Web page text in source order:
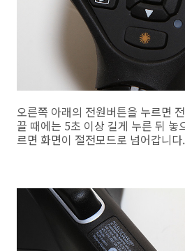
오른쪽 아래의 전원버튼을 누르면
끌 때에는 5초 이상 길게 누른 뒤 놓
르면 화면이 절전모드로 넘어갑니다.